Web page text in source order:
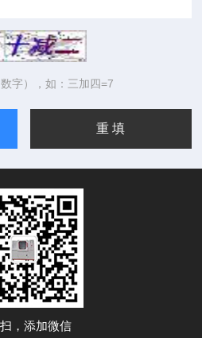
字），如：三加四=7
，添加微信